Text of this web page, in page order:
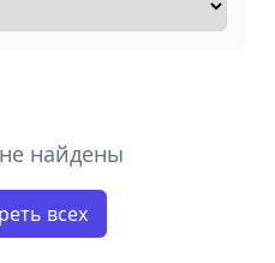
найдены
всех